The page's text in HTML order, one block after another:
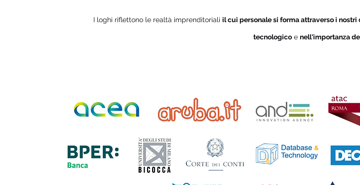
I loghi riflettono le realtà imprenditoriali il cui personale si forma attraverso i nostri
tecnologico e nell'importanza